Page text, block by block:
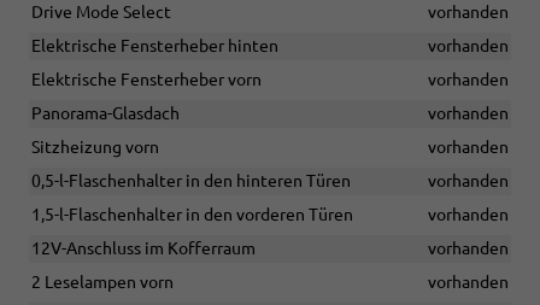
Drive Mode Select
vorhanden
Elektrische Fensterheber hinten
vorhanden
Elektrische Fensterheber vorn
vorhanden
Panorama-Glasdach
vorhanden
Sitzheizung vorn
vorhanden
0,5-l-Flaschenhalter in den hinteren Türen
vorhanden
1,5-l-Flaschenhalter in den vorderen Türen
vorhanden
12V-Anschluss im Kofferraum
vorhanden
2 Leselampen vorn
vorhanden